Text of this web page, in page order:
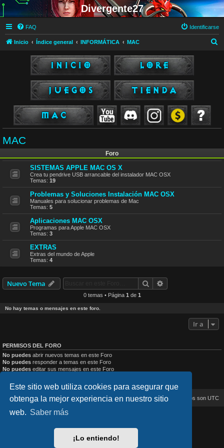
Este sitio web utiliza cookies para asegurar que
obtenga la mejor experiencia en nuestro sitio
web. Saber más
¡Lo entiendo!
Divergente27
FAQ Identificarse
Inicio Índice general INFORMÁTICA MAC
MAC
Foro
SISTEMAS APPLE MAC OS X
Crea tu pendrive USB arrancable del instalador MAC OSX
Temas: 19
Problemas y Soluciones Instalación MAC OSX
Manuales para solucionar problemas de Mac
Temas: 5
Aplicaciones MAC OSX
Programas para Apple MAC OSX
Temas: 3
EXTRAS
Extras del mundo de Apple
Temas: 4
Nuevo Tema Buscar
0 temas • Página 1 de 1
No hay temas o mensajes en este foro.
Ir a
PERMISOS DEL FORO
No puedes abrir nuevos temas en este Foro
No puedes responder a temas en este Foro
No puedes editar sus mensajes en este Foro
No puedes
enviar adjuntos en este Foro
Inicio Índice general Todos los horarios son UTC
Desarrollado porphpBB® Forum Software © phpBB Limited
phpBB España